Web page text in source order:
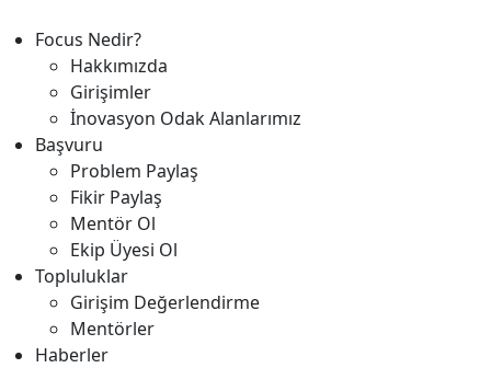
Focus Nedir?
Hakkımızda
Girişimler
İnovasyon Odak Alanlarımız
Başvuru
Problem Paylaş
Fikir Paylaş
Mentör Ol
Ekip Üyesi Ol
Topluluklar
Girişim Değerlendirme
Mentörler
Haberler